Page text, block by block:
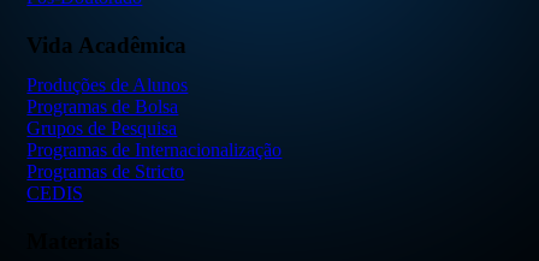
Vida Acadêmica
Produções de Alunos
Programas de Bolsa
Grupos de Pesquisa
Programas de Internacionalização
Programas de Stricto
CEDIS